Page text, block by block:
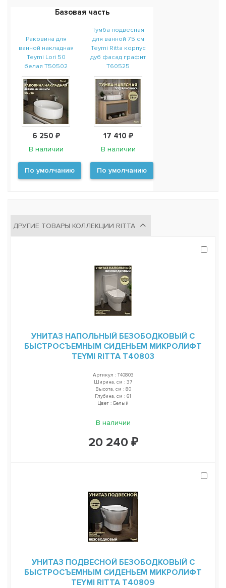
Базовая часть
Раковина для
ванной накладная
Teymi Lori 50
белая T50502
6 250 ₽
В наличии
По умолчанию
Тумба подвесная
для ванной 75 см
Teymi Ritta корпус
дуб фасад графит
T60525
17 410 ₽
В наличии
По умолчанию
ДРУГИЕ ТОВАРЫ КОЛЛЕКЦИИ RITTA
УНИТАЗ НАПОЛЬНЫЙ БЕЗОБОДКОВЫЙ С
БЫСТРОСЪЕМНЫМ СИДЕНЬЕМ МИКРОЛИФТ
TEYMI RITTA T40803
Артикул : T40803
Ширина, см : 37
Высота, см : 80
Глубина, см : 61
Цвет : Белый
В наличии
20 240 ₽
УНИТАЗ ПОДВЕСНОЙ БЕЗОБОДКОВЫЙ С
БЫСТРОСЪЕМНЫМ СИДЕНЬЕМ МИКРОЛИФТ
TEYMI RITTA T40809